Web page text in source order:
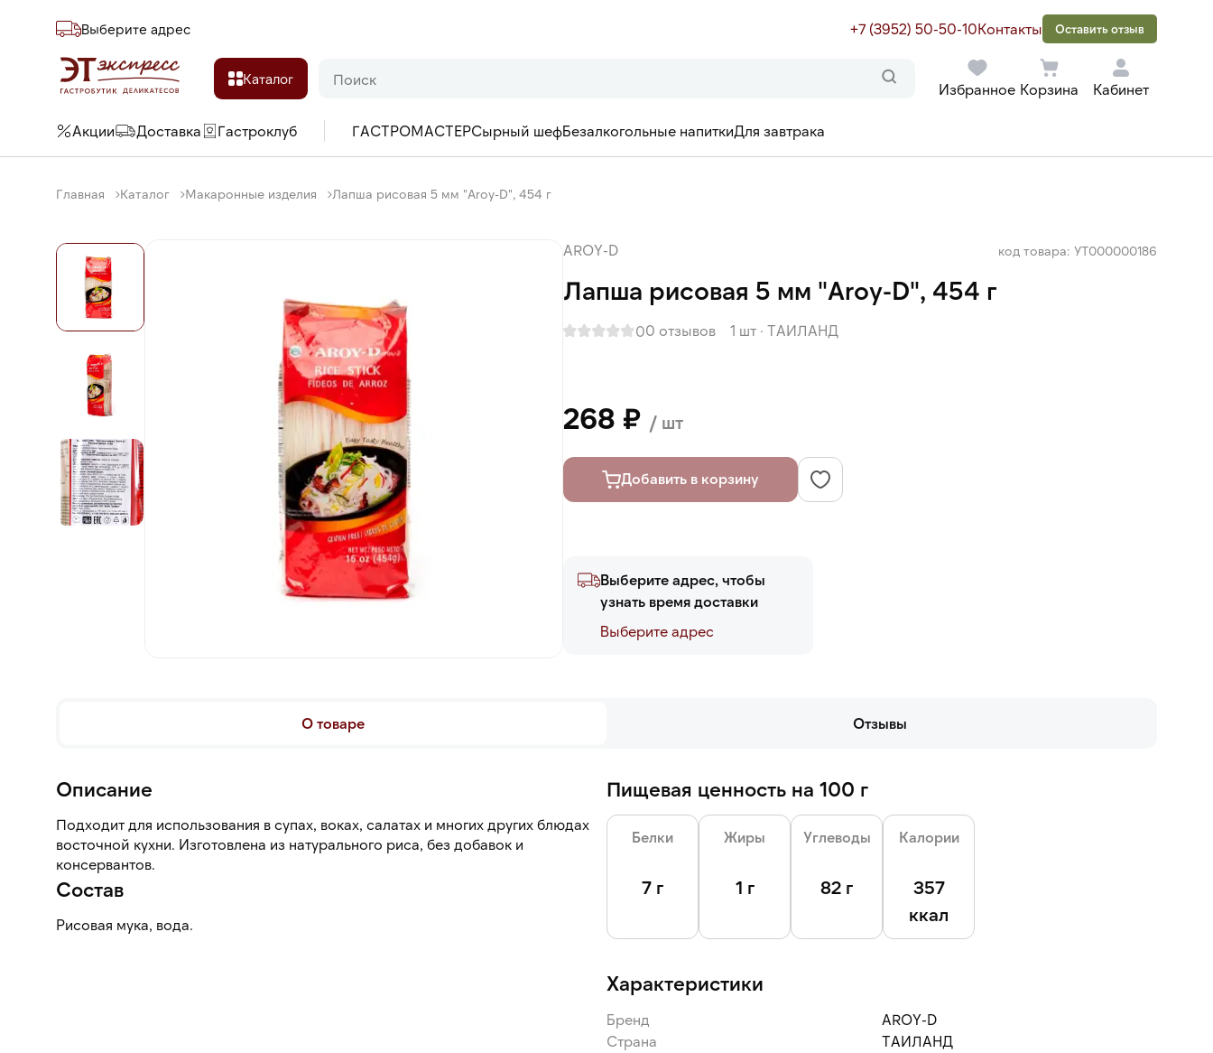
Выберите адреc +7 (3952) 50-50-10Контакты Оставить отзыв
Каталог
Избранное Корзина Кабинет
Акции Доставка Гастроклуб ГАСТРОМАСТЕРСырный шефБезалкогольные напиткиДля завтрака
Главная Каталог Макаронные изделия Лапша рисовая 5 мм "Aroy-D", 454 г
AROY-D код товара: УТ000000186
Лапша рисовая 5 мм "Aroy-D", 454 г
00 отзывов 1 шт · ТАИЛАНД
268 ₽ / шт
Добавить в корзину
Выберите адрес, чтобы
узнать время доставки
Выберите адреc
О товаре Отзывы
Описание
Подходит для использования в супах, воках, салатах и многих других блюдах
восточной кухни. Изготовлена из натурального риса, без добавок и
консервантов.
Состав
Рисовая мука, вода.
Пищевая ценность на 100 г
Белки
7 г
Жиры
1 г
Углеводы
82 г
Калории
357
ккал
Характеристики
Бренд
AROY-D
Страна
ТАИЛАНД